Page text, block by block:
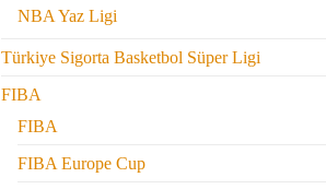
NBA Yaz Ligi
Türkiye Sigorta Basketbol Süper Ligi
FIBA
FIBA
FIBA Europe Cup